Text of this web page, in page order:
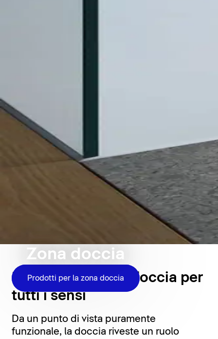
Zona doccia
Prodotti per la zona doccia
Momenti sotto la doccia per
tutti i sensi
Da un punto di vista puramente
funzionale, la doccia riveste un ruolo